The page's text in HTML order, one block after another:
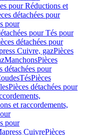
pour Réductions et
détachées pour
pour
pour Tés pour
détachées pour
Cuivre, gazPièces
ManchonsPièces
détachées pour
TésPièces
Pièces détachées pour
et raccordements,
pour
CuivrePièces